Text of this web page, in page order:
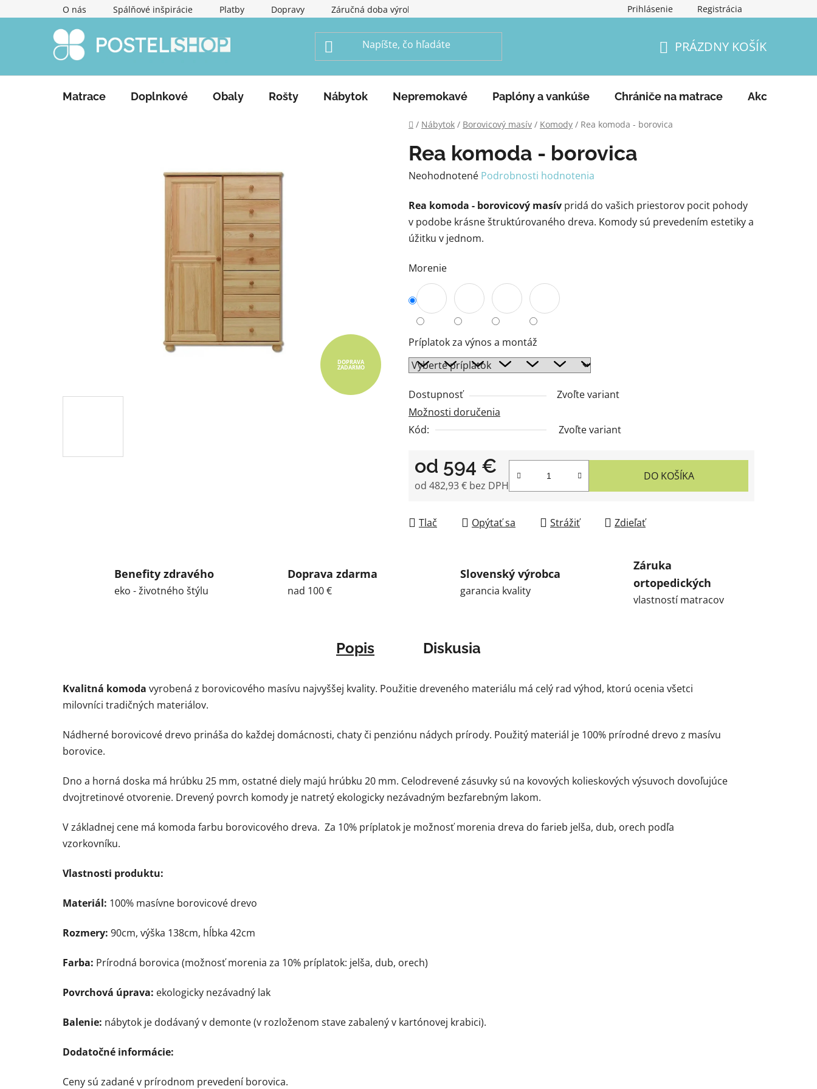
na
O nás Spálňové inšpirácie Platby Dopravy Záručná doba výrobku Podmienky ochrany osobných údajov
Prihlásenie Registrácia
KOŠÍK
PRÁZDNY KOŠÍK
Matrace Doplnkové Obaly Rošty Nábytok Nepremokavé Paplóny a vankúše Chrániče na matrace Akcie
Domov
/ Nábytok / Borovicový masív / Komody / Rea komoda - borovica
Rea komoda - borovica
Priemerné
produktu
je
0,0
5
hviezdičiek.
Neohodnotené Podrobnosti hodnotenia
Rea komoda - borovicový masív pridá do vašich priestorov pocit pohody
v podobe krásne štruktúrovaného dreva. Komody sú prevedením estetiky a
úžitku v jednom.
Morenie
Príplatok za výnos a montáž
Dostupnosť
Zvoľte variant
Možnosti doručenia
Kód:
Zvoľte variant
od 594 €
od 482,93 € bez DPH
DO KOŠÍKA
Tlač Opýtať sa Strážiť Zdieľať
DOPRAVA
ZADARMO
Benefity zdravého
eko - životného štýlu
Doprava zdarma
nad 100 €
Slovenský výrobca
garancia kvality
Záruka
ortopedických
vlastností matracov
Popis Diskusia
Kvalitná komoda vyrobená z borovicového masívu najvyššej kvality. Použitie dreveného materiálu má celý rad výhod, ktorú ocenia všetci
milovníci tradičných materiálov.
Nádherné borovicové drevo prináša do každej domácnosti, chaty či penziónu nádych prírody. Použitý materiál je 100% prírodné drevo z masívu
borovice.
Dno a horná doska má hrúbku 25 mm, ostatné diely majú hrúbku 20 mm. Celodrevené zásuvky sú na kovových kolieskových výsuvoch dovoľujúce
dvojtretinové otvorenie. Drevený povrch komody je natretý ekologicky nezávadným bezfarebným lakom.
V základnej cene má komoda farbu borovicového dreva. Za 10% príplatok je možnosť morenia dreva do farieb jelša, dub, orech podľa
vzorkovníku.
Vlastnosti produktu:
Materiál: 100% masívne borovicové drevo
Rozmery: 90cm, výška 138cm, hĺbka 42cm
Farba: Prírodná borovica (možnosť morenia za 10% príplatok: jelša, dub, orech)
Povrchová úprava: ekologicky nezávadný lak
Balenie: nábytok je dodávaný v demonte (v rozloženom stave zabalený v kartónovej krabici).
Dodatočné informácie:
Ceny sú zadané v prírodnom prevedení borovica.